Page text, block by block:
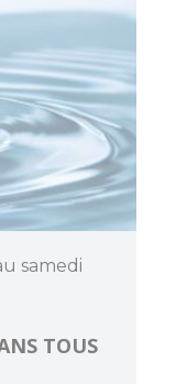
jeux de
de
de vélos
samedi
TOUS